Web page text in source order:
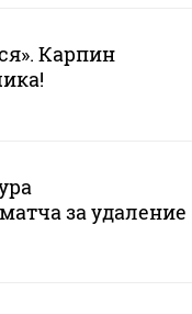
Карпин
за удаление